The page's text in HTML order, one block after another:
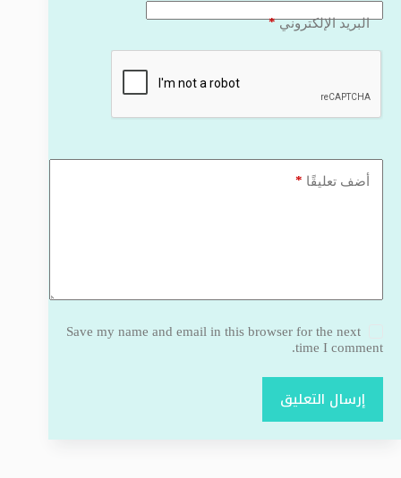
البريد الإلكتروني*
أضف تعليقًا *
Save my name and email in this browser for the next
time I comment.
إرسال التعليق